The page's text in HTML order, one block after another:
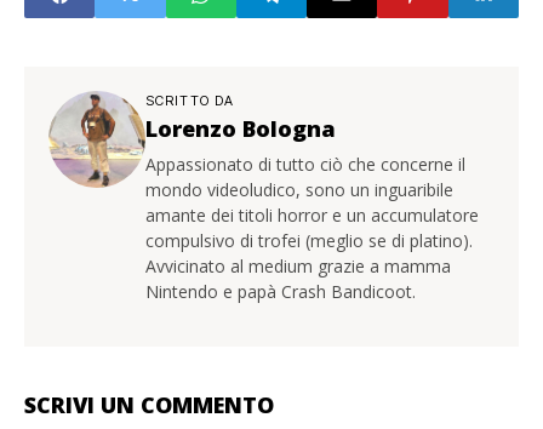
SCRITTO DA
Lorenzo Bologna
Appassionato di tutto ciò che concerne il
mondo videoludico, sono un inguaribile
amante dei titoli horror e un accumulatore
compulsivo di trofei (meglio se di platino).
Avvicinato al medium grazie a mamma
Nintendo e papà Crash Bandicoot.
SCRIVI UN COMMENTO